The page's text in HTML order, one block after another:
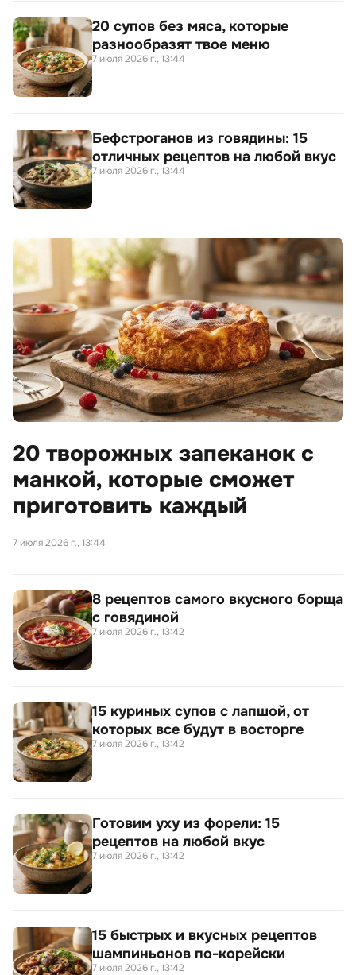
20 cупов без мяса, которые
разнообразят твое меню
7 июля 2026 г., 13:44
Бефстроганов из говядины: 15
отличных рецептов на любой вкус
7 июля 2026 г., 13:44
20 творожных запеканок с
манкой, которые сможет
приготовить каждый
7 июля 2026 г., 13:44
8 рецептов самого вкусного борща
с говядиной
7 июля 2026 г., 13:42
15 куриных супов с лапшой, от
которых все будут в восторге
7 июля 2026 г., 13:42
Готовим уху из форели: 15
рецептов на любой вкус
7 июля 2026 г., 13:42
15 быстрых и вкусных рецептов
шампиньонов по-корейски
7 июля 2026 г., 13:42